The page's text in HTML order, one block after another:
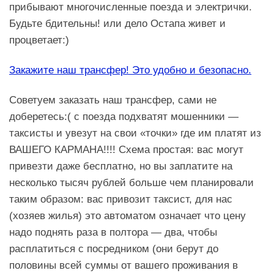
прибывают многочисленные поезда и электрички.
Будьте бдительны! или дело Остапа живет и
процветает:)
Закажите наш трансфер! Это удобно и безопасно.
Советуем заказать наш трансфер, сами не
доберетесь:( с поезда подхватят мошенники —
таксисты и увезут на свои «точки» где им платят из
ВАШЕГО КАРМАНА!!!! Схема простая: вас могут
привезти даже бесплатно, но вы заплатите на
несколько тысяч рублей больше чем планировали
таким образом: вас привозит таксист, для нас
(хозяев жилья) это автоматом означает что цену
надо поднять раза в полтора — два, чтобы
расплатиться с посредником (они берут до
половины всей суммы от вашего проживания в